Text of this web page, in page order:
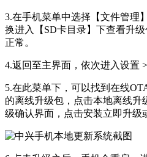
3.在手机菜单中选择【文件管理
换进入【SD卡目录】下查看升
正常。
4.返回至主界面，依次进入设置
5.在此菜单下，可以找到在线
的离线升级包，点击本地离线
级确认界面，点击安装立即升级